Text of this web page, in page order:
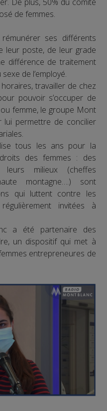
de femmes.
ses différents
leur poste, de leur grade
différence de traitement
de l’employé.
travailler de chez
pouvoir s’occuper de
femme, le groupe Mont
lui permettre de concilier
tous les ans pour la
des femmes : des
leurs milieux (cheffes
montagne….) sont
qui luttent contre les
invitées à
a été partenaire des
un dispositif qui met à
entrepreneures de